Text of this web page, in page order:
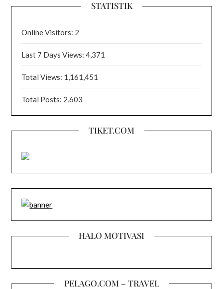
STATISTIK
Online Visitors: 2
Last 7 Days Views:4,371
Total Views: 1,161,451
Total Posts: 2,603
TIKET.COM
HALO MOTIVASI
PELAGO.COM – TRAVEL